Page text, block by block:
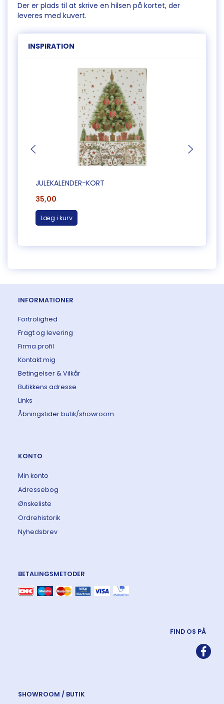
Der er plads til at skrive en hilsen på kortet, der
leveres med kuvert.
INSPIRATION
JULEKALENDER-KORT
35,00
Læg i kurv
INFORMATIONER
Fortrolighed
Fragt og levering
Firma profil
Kontakt mig
Betingelser & Vilkår
Butikkens adresse
Links
Åbningstider butik/showroom
KONTO
Min konto
Adressebog
Ønskeliste
Ordrehistorik
Nyhedsbrev
BETALINGSMETODER
FIND OS PÅ
SHOWROOM / BUTIK